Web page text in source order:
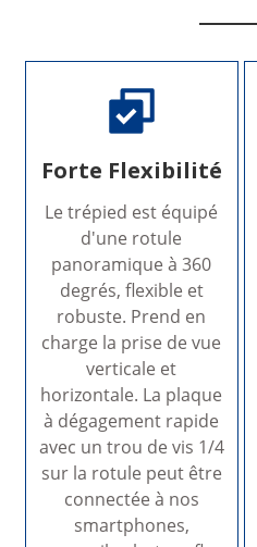
Forte Flexibilité
Le trépied est équipé
d'une rotule
panoramique à 360
degrés, flexible et
robuste. Prend en
charge la prise de vue
verticale et
horizontale. La plaque
à dégagement rapide
avec un trou de vis 1/4
sur la rotule peut être
connectée à nos
smartphones,